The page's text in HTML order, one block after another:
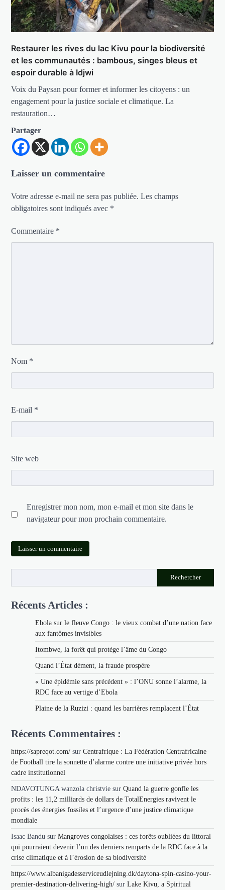
Restaurer les rives du lac Kivu pour la biodiversité
et les communautés : bambous, singes bleus et
espoir durable à Idjwi
Voix du Paysan pour former et informer les citoyens : un
engagement pour la justice sociale et climatique. La
restauration…
Partager
Laisser un commentaire
Votre adresse e-mail ne sera pas publiée. Les champs
obligatoires sont indiqués avec *
Commentaire *
Nom *
E-mail *
Site web
Enregistrer mon nom, mon e-mail et mon site dans le
navigateur pour mon prochain commentaire.
Rechercher
Récents Articles :
Ebola sur le fleuve Congo : le vieux combat d’une nation face
aux fantômes invisibles
Itombwe, la forêt qui protège l’âme du Congo
Quand l’État dément, la fraude prospère
« Une épidémie sans précédent » : l’ONU sonne l’alarme, la
RDC face au vertige d’Ebola
Plaine de la Ruzizi : quand les barrières remplacent l’État
Récents Commentaires :
https://sapreqot.com/ surCentrafrique : La Fédération Centrafricaine
de Football tire la sonnette d’alarme contre une initiative privée hors
cadre institutionnel
NDAVOTUNGA wanzola christvie surQuand la guerre gonfle les
profits : les 11,2 milliards de dollars de TotalEnergies ravivent le
procès des énergies fossiles et l’urgence d’une justice climatique
mondiale
Isaac Bandu surMangroves congolaises : ces forêts oubliées du littoral
qui pourraient devenir l’un des derniers remparts de la RDC face à la
crise climatique et à l’érosion de sa biodiversité
https://www.albanigadesserviceudlejning.dk/daytona-spin-casino-your-
premier-destination-delivering-high/ surLake Kivu, a Spiritual